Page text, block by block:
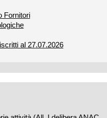
Fornitori
al 27.07.2026